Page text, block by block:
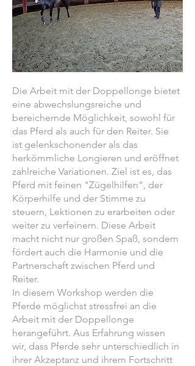
Die Arbeit mit der Doppellonge bietet
eine abwechslungsreiche und
bereichernde Möglichkeit, sowohl für
das Pferd als auch für den Reiter. Sie
ist gelenkschonender als das
herkömmliche Longieren und eröffnet
zahlreiche Variationen. Ziel ist es, das
Pferd mit feinen "Zügelhilfen", der
Körperhilfe und der Stimme zu
steuern, Lektionen zu erarbeiten oder
weiter zu verfeinern. Diese Arbeit
macht nicht nur großen Spaß, sondern
fördert auch die Harmonie und die
Partnerschaft zwischen Pferd und
Reiter.
In diesem Workshop werden die
Pferde möglichst stressfrei an die
Arbeit mit der Doppellonge
herangeführt. Aus Erfahrung wissen
wir, dass Pferde sehr unterschiedlich in
ihrer Akzeptanz und ihrem Fortschritt